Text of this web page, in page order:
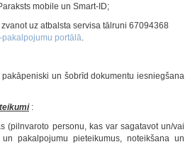
mobile un Smart-ID;
uz atbalsta servisa tālruni 67094368
pakalpojumu portālā.
un šobrīd dokumentu iesniegšana
:
(pilnvaroto personu, kas var sagatavot un/vai
pakalpojumu pieteikumus, noteikšana un